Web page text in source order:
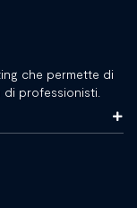
che permette di
professionisti.